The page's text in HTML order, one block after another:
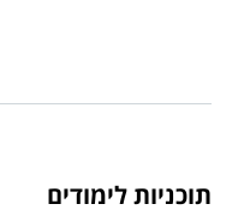
תוכניות לימודים